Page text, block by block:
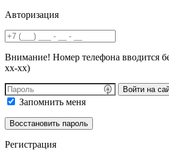
Авторизация
Внимание! Номер телефона вводится
хх-хх)
Войти на
Запомнить меня
Регистрация